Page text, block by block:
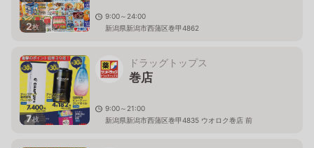
2枚
9:00～24:00
新潟県新潟市西蒲区巻甲4862
7枚
ドラッグトップス
巻店
9:00～21:00
新潟県新潟市西蒲区巻甲4835 ウオロク巻店 前